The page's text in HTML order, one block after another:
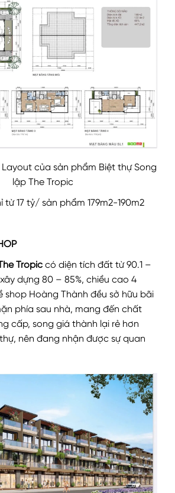
của sản phẩm Biệt thự Song
lập The Tropic
từ 17 tỷ/ sản phẩm 179m2-190m2
Tropic có diện tích đất từ 90.1 –
dựng 80 – 85%, chiều cao 4
shop Hoàng Thành đều sở hữu bãi
phía sau nhà, mang đến chất
cấp, song giá thành lại rẻ hơn
nên đang nhận được sự quan